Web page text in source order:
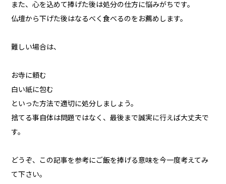
また、心を込めて捧げた後は処分の仕方に悩みがちです。
仏壇から下げた後はなるべく食べるのをお薦めします。
難しい場合は、
お寺に頼む
白い紙に包む
といった方法で適切に処分しましょう。
捨てる事自体は問題ではなく、最後まで誠実に行えば大丈夫で
す。
どうぞ、この記事を参考にご飯を捧げる意味を今一度考えてみ
て下さい。